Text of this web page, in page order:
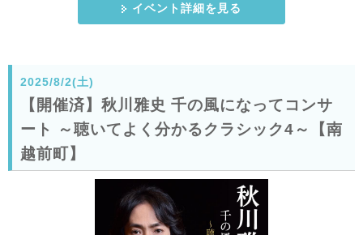
イベント詳細を見る
2025/8/2(土)
【開催済】秋川雅史 千の風になってコンサ
ート ～聴いてよく分かるクラシック4～【南
越前町】